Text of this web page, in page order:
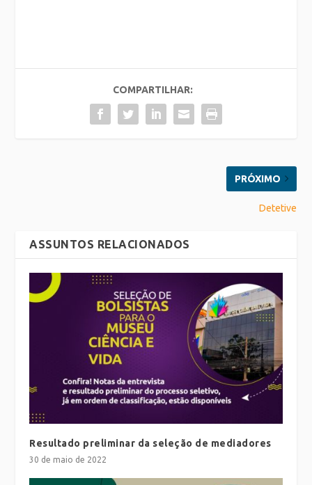
COMPARTILHAR:
PRÓXIMO
Detetive
ASSUNTOS RELACIONADOS
Resultado preliminar da seleção de mediadores
30 de maio de 2022